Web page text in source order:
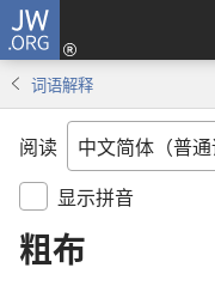
JW.ORG
词语解释
阅读
显示拼音
粗布